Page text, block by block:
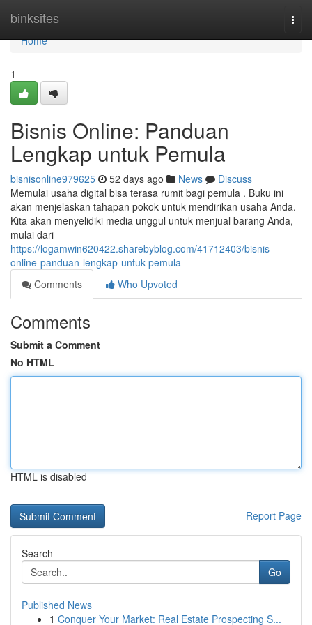
binksites
Home
Home
1
Bisnis Online: Panduan
Lengkap untuk Pemula
bisnisonline979625 52 days ago News
Discuss
Memulai usaha digital bisa terasa rumit bagi pemula . Buku ini
akan menjelaskan tahapan pokok untuk mendirikan usaha Anda.
Kita akan menyelidiki media unggul untuk menjual barang Anda,
mulai dari
https://logamwin620422.sharebyblog.com/41712403/bisnis-
online-panduan-lengkap-untuk-pemula
Comments
Who Upvoted
Comments
Submit a Comment
No HTML
HTML is disabled
Report Page
Search
Go
Published News
1 Conquer Your Market: Real Estate Prospecting S...